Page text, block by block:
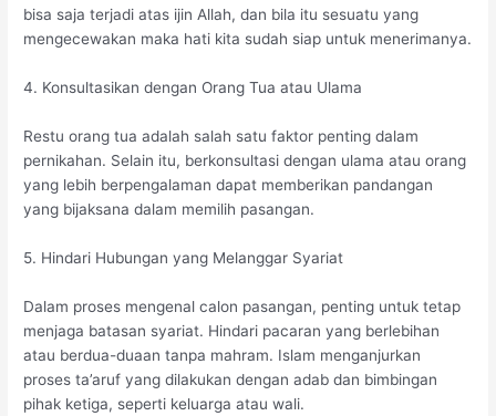
bisa saja terjadi atas ijin Allah, dan bila itu sesuatu yang
mengecewakan maka hati kita sudah siap untuk menerimanya.
4. Konsultasikan dengan Orang Tua atau Ulama
Restu orang tua adalah salah satu faktor penting dalam
pernikahan. Selain itu, berkonsultasi dengan ulama atau orang
yang lebih berpengalaman dapat memberikan pandangan
yang bijaksana dalam memilih pasangan.
5. Hindari Hubungan yang Melanggar Syariat
Dalam proses mengenal calon pasangan, penting untuk tetap
menjaga batasan syariat. Hindari pacaran yang berlebihan
atau berdua-duaan tanpa mahram. Islam menganjurkan
proses ta’aruf yang dilakukan dengan adab dan bimbingan
pihak ketiga, seperti keluarga atau wali.